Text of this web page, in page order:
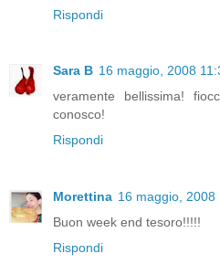
Rispondi
Sara B 16 maggio, 2008
veramente bellissima!
conosco!
Rispondi
Morettina 16 maggio, 2008
Buon week end tesoro!!!!!
Rispondi